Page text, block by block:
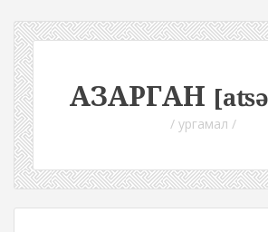
АЗАРГАН
/ ургамал /